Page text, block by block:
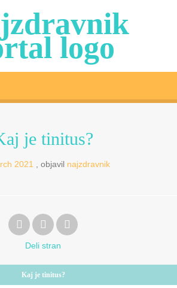
je tinitus?
2021 objavil najzdravnik
Deli stran
Kaj je tinitus?